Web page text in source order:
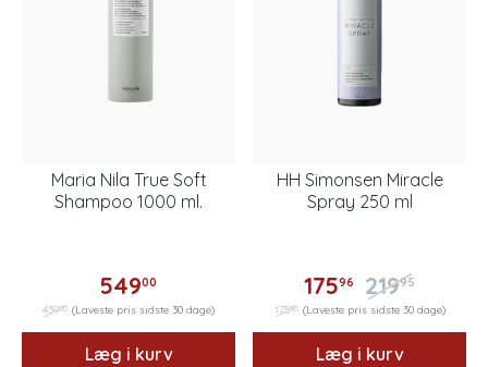
Maria Nila True Soft
Shampoo 1000 ml.
54900
43920 (Laveste pris sidste 30 dage)
Læg i kurv
HH Simonsen Miracle
Spray 250 ml
17596 21995
17596 (Laveste pris sidste 30 dage)
Læg i kurv